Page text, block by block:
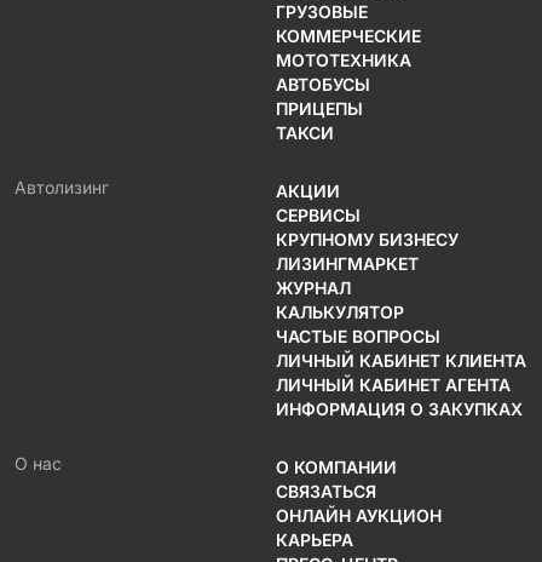
ГРУЗОВЫЕ
КОММЕРЧЕСКИЕ
МОТОТЕХНИКА
АВТОБУСЫ
ПРИЦЕПЫ
ТАКСИ
Автолизинг
АКЦИИ
СЕРВИСЫ
КРУПНОМУ БИЗНЕСУ
ЛИЗИНГМАРКЕТ
ЖУРНАЛ
КАЛЬКУЛЯТОР
ЧАСТЫЕ ВОПРОСЫ
ЛИЧНЫЙ КАБИНЕТ КЛИЕНТА
ЛИЧНЫЙ КАБИНЕТ АГЕНТА
ИНФОРМАЦИЯ О ЗАКУПКАХ
О нас
О КОМПАНИИ
СВЯЗАТЬСЯ
ОНЛАЙН АУКЦИОН
КАРЬЕРА